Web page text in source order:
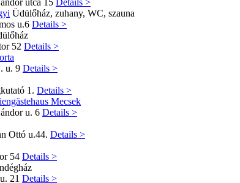
utca 15 Details >
Üdülőház, zuhany, WC, szauna
u.6 Details >
52 Details >
u. 9 Details >
1. Details >
Mecsek
u. 6 Details >
Ottó u.44. Details >
54 Details >
21 Details >